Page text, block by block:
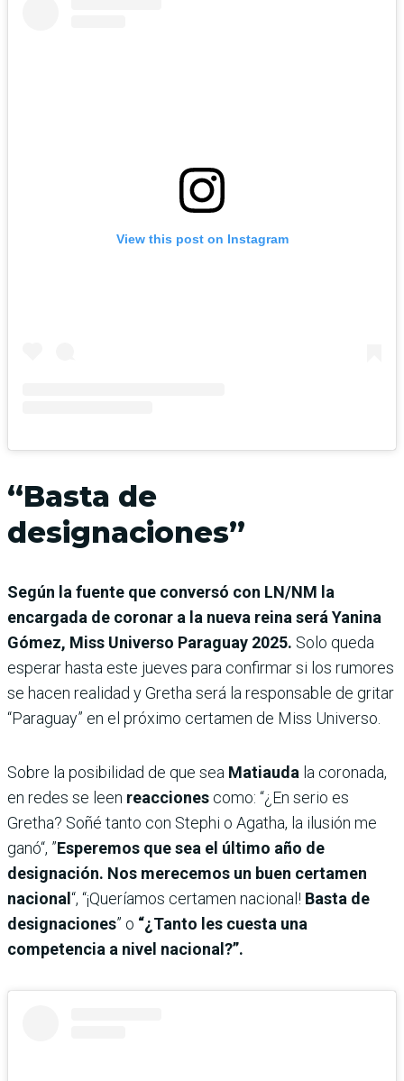
View this post on Instagram
“Basta de
designaciones”
Según la fuente que conversó con LN/NM la
encargada de coronar a la nueva reina será Yanina
Gómez, Miss Universo Paraguay 2025. Solo queda
esperar hasta este jueves para confirmar si los rumores
se hacen realidad y Gretha será la responsable de gritar
“Paraguay” en el próximo certamen de Miss Universo.
Sobre la posibilidad de que sea Matiauda la coronada,
en redes se leen reacciones como: “¿En serio es
Gretha? Soñé tanto con Stephi o Agatha, la ilusión me
ganó“, ”Esperemos que sea el último año de
designación. Nos merecemos un buen certamen
nacional“, “¡Queríamos certamen nacional! Basta de
designaciones” o “¿Tanto les cuesta una
competencia a nivel nacional?”.